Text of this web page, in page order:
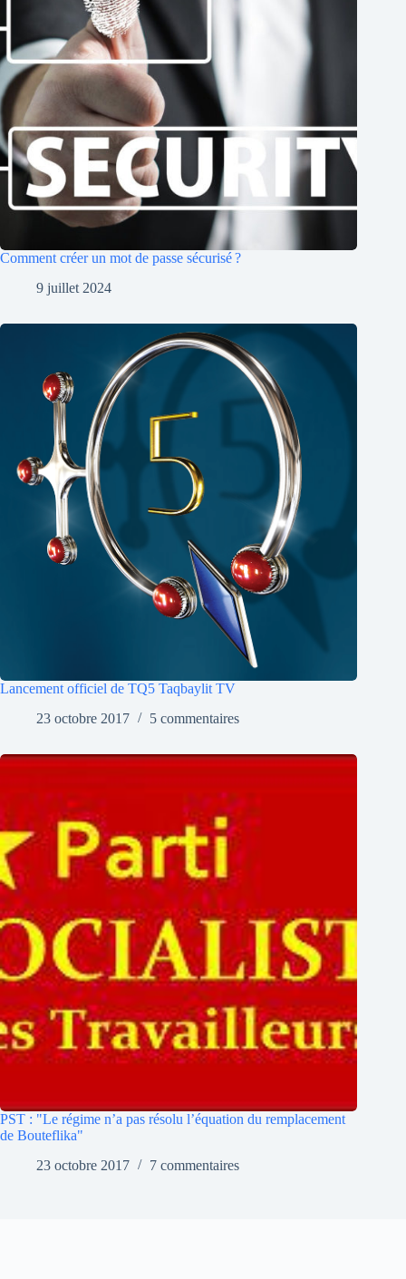
Comment créer un mot de passe sécurisé ?
9 juillet 2024
Lancement officiel de TQ5 Taqbaylit TV
23 octobre 2017
5 commentaires
PST : "Le régime n’a pas résolu l’équation du remplacement
de Bouteflika"
23 octobre 2017
7 commentaires